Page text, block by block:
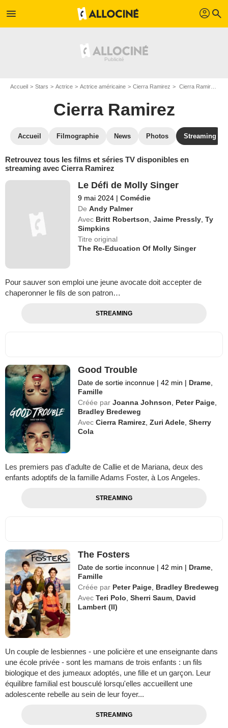
menu profil search
Accueil Stars Actrice Actrice américaine Cierra Ramirez Cierra Ramirez : Films et séries online
Cierra Ramirez
Accueil Filmographie News Photos Streaming
Retrouvez tous les films et séries TV disponibles en
streaming avec Cierra Ramirez
Le Défi de Molly Singer
9 mai 2024 | Comédie
De Andy Palmer
Avec Britt Robertson ,Jaime Pressly ,Ty
Simpkins
Titre original
The Re-Education Of Molly Singer
Pour sauver son emploi une jeune avocate doit accepter de
chaperonner le fils de son patron…
STREAMING
Good Trouble
Date de sortie inconnue | 42 min | Drame
Famille
Créée par Joanna Johnson Peter Paige
Bradley Bredeweg
Avec Cierra Ramirez ,Zuri Adele ,Sherry
Cola
Les premiers pas d'adulte de Callie et de Mariana, deux des
enfants adoptifs de la famille Adams Foster, à Los Angeles.
STREAMING
The Fosters
Date de sortie inconnue | 42 min | Drame
Famille
Créée par Peter Paige Bradley Bredeweg
Avec Teri Polo ,Sherri Saum David
Lambert (II)
Un couple de lesbiennes - une policière et une enseignante dans
une école privée - sont les mamans de trois enfants : un fils
biologique et des jumeaux adoptés, une fille et un garçon. Leur
équilibre familial est bousculé lorsqu'elles accueillent une
adolescente rebelle au sein de leur foyer...
STREAMING